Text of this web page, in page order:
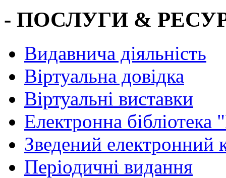
- ПОСЛУГИ &
Видавнича діяльність
Віртуальна довідка
Віртуальні виставки
Електронна
Зведений електронний
Періодичні видання